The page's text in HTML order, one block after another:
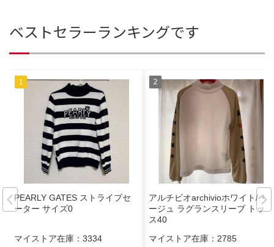
ベストセラーランキングです
PEARLY GATES ストライプセ
ーター サイズ0
マイストア在庫： 3334
アルチビオarchivioホワイト/ベ
ージュ ラグランスリーブ トップ
ス40
マイストア在庫： 2785